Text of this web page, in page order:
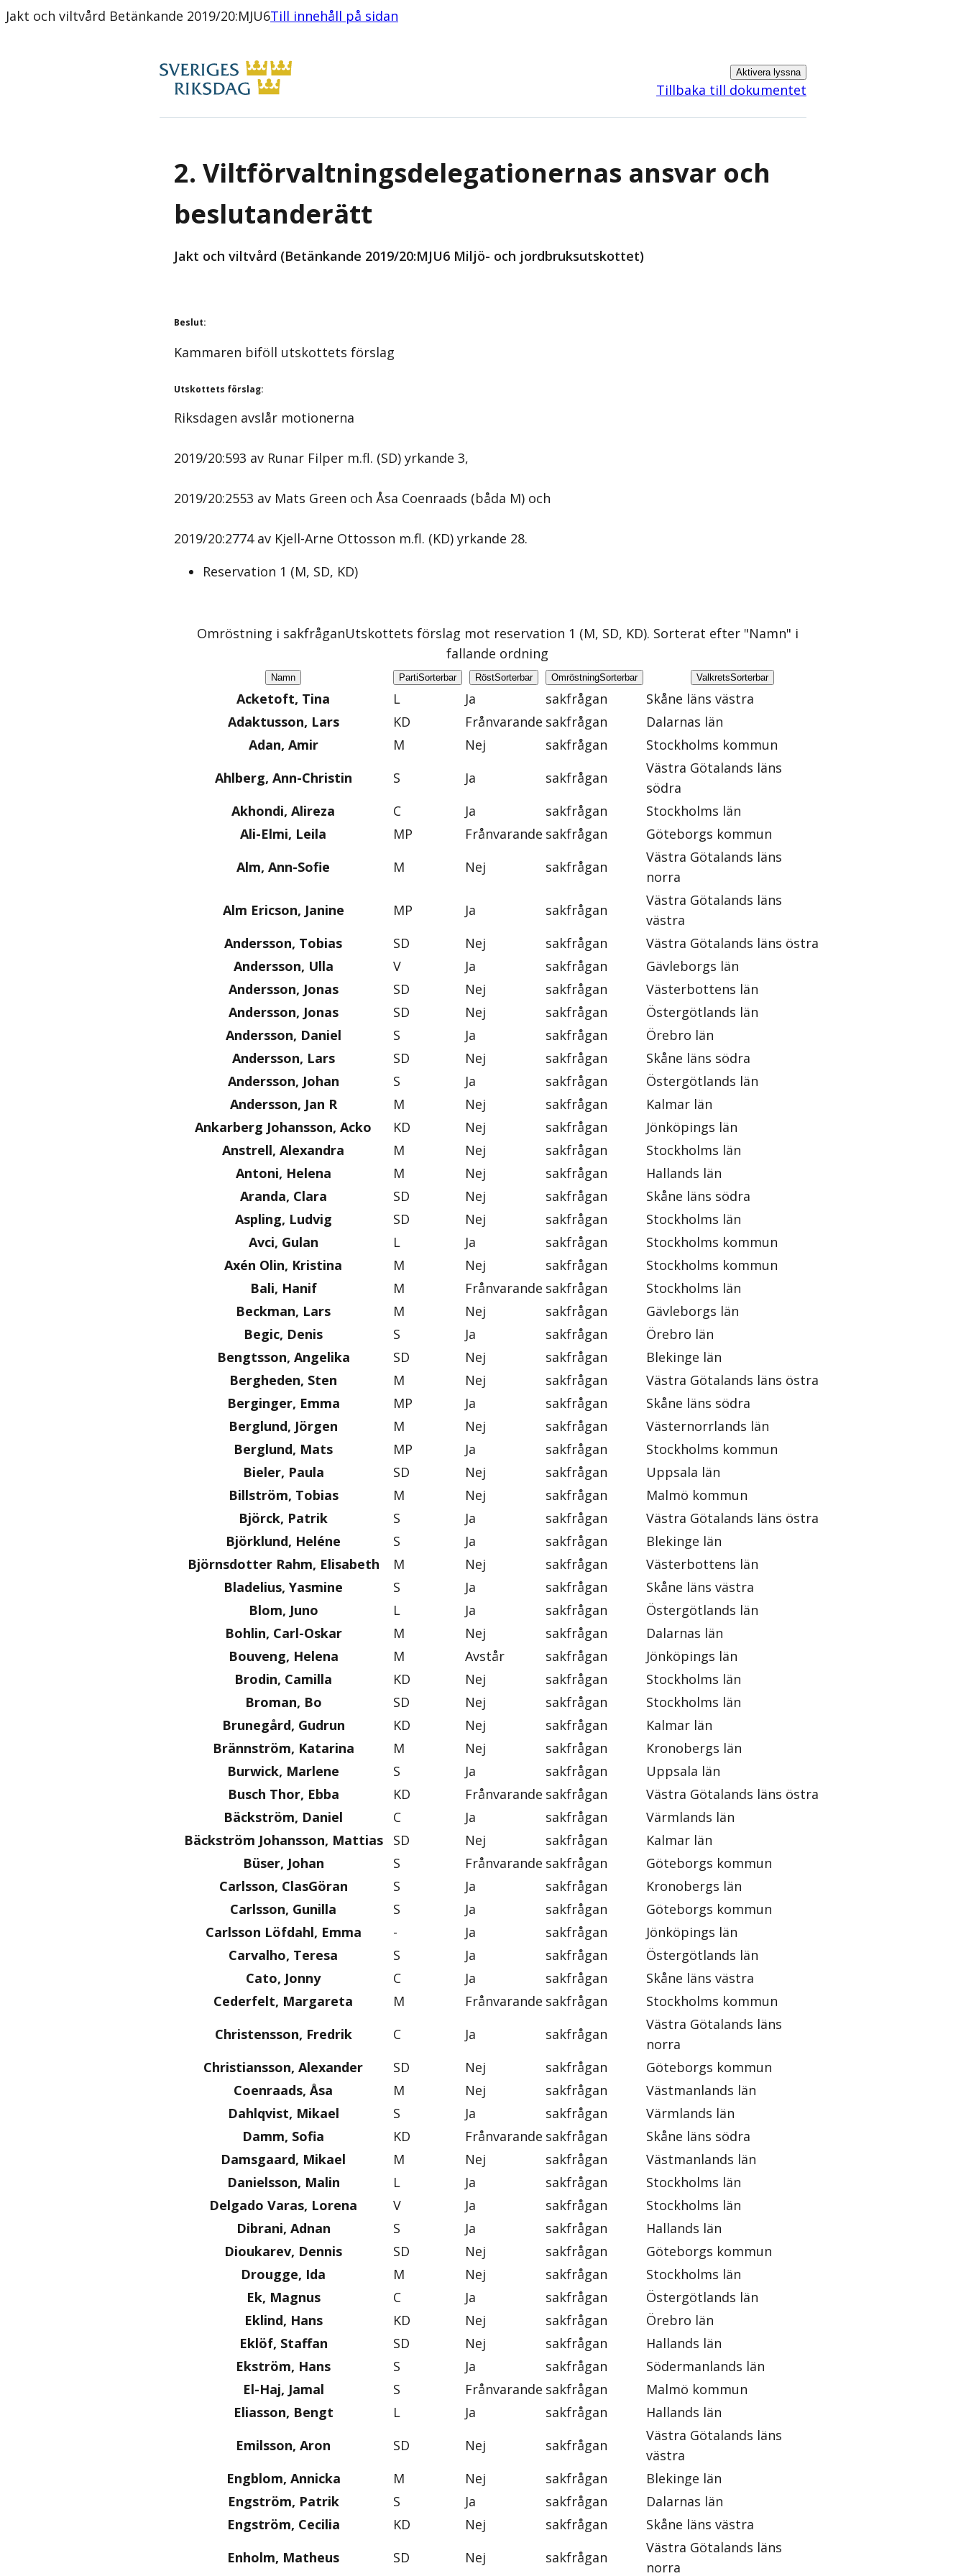
Jakt och viltvård Betänkande 2019/20:MJU6Till innehåll på sidan
Aktivera lyssna
Tillbaka till dokumentet
2. Viltförvaltningsdelegationernas ansvar och
beslutanderätt
Jakt och viltvård (Betänkande 2019/20:MJU6 Miljö- och jordbruksutskottet)
Beslut:
Kammaren biföll utskottets förslag
Utskottets förslag:
Riksdagen avslår motionerna
2019/20:593 av Runar Filper m.fl. (SD) yrkande 3,
2019/20:2553 av Mats Green och Åsa Coenraads (båda M) och
2019/20:2774 av Kjell-Arne Ottosson m.fl. (KD) yrkande 28.
Reservation 1 (M, SD, KD)
Omröstning i sakfråganUtskottets förslag mot reservation 1 (M, SD, KD). Sorterat efter "Namn" i
fallande ordning
Namn PartiSorterbar RöstSorterbar OmröstningSorterbar ValkretsSorterbar
Acketoft, Tina L Ja sakfrågan
Skåne läns västra
Adaktusson, Lars
KD Frånvarande sakfrågan
Dalarnas län
Adan, Amir
M Nej sakfrågan
Stockholms kommun
Ahlberg, Ann-Christin
S Ja sakfrågan
Västra Götalands läns
södra
Akhondi, Alireza
C Ja sakfrågan
Stockholms län
Ali-Elmi, Leila
MP Frånvarande sakfrågan
Göteborgs kommun
Alm, Ann-Sofie
M Nej sakfrågan
Västra Götalands läns
norra
Alm Ericson, Janine
MP Ja sakfrågan
Västra Götalands läns
västra
Andersson, Tobias
SD Nej sakfrågan
Västra Götalands läns östra
Andersson, Ulla
V Ja sakfrågan
Gävleborgs län
Andersson, Jonas
SD Nej sakfrågan
Västerbottens län
Andersson, Jonas
SD Nej sakfrågan
Östergötlands län
Andersson, Daniel
S Ja sakfrågan
Örebro län
Andersson, Lars
SD Nej sakfrågan
Skåne läns södra
Andersson, Johan
S Ja sakfrågan
Östergötlands län
Andersson, Jan R
M Nej sakfrågan
Kalmar län
Ankarberg Johansson, Acko
KD Nej sakfrågan
Jönköpings län
Anstrell, Alexandra
M Nej sakfrågan
Stockholms län
Antoni, Helena
M Nej sakfrågan
Hallands län
Aranda, Clara
SD Nej sakfrågan
Skåne läns södra
Aspling, Ludvig
SD Nej sakfrågan
Stockholms län
Avci, Gulan
L Ja sakfrågan
Stockholms kommun
Axén Olin, Kristina
M Nej sakfrågan
Stockholms kommun
Bali, Hanif
M Frånvarande sakfrågan
Stockholms län
Beckman, Lars
M Nej sakfrågan
Gävleborgs län
Begic, Denis
S Ja sakfrågan
Örebro län
Bengtsson, Angelika
SD Nej sakfrågan
Blekinge län
Bergheden, Sten
M Nej sakfrågan
Västra Götalands läns östra
Berginger, Emma
MP Ja sakfrågan
Skåne läns södra
Berglund, Jörgen
M Nej sakfrågan
Västernorrlands län
Berglund, Mats
MP Ja sakfrågan
Stockholms kommun
Bieler, Paula
SD Nej sakfrågan
Uppsala län
Billström, Tobias
M Nej sakfrågan
Malmö kommun
Björck, Patrik
S Ja sakfrågan
Västra Götalands läns östra
Björklund, Heléne
S Ja sakfrågan
Blekinge län
Björnsdotter Rahm, Elisabeth
M Nej sakfrågan
Västerbottens län
Bladelius, Yasmine
S Ja sakfrågan
Skåne läns västra
Blom, Juno
L Ja sakfrågan
Östergötlands län
Bohlin, Carl-Oskar
M Nej sakfrågan
Dalarnas län
Bouveng, Helena
M Avstår sakfrågan
Jönköpings län
Brodin, Camilla
KD Nej sakfrågan
Stockholms län
Broman, Bo
SD Nej sakfrågan
Stockholms län
Brunegård, Gudrun
KD Nej sakfrågan
Kalmar län
Brännström, Katarina
M Nej sakfrågan
Kronobergs län
Burwick, Marlene
S Ja sakfrågan
Uppsala län
Busch Thor, Ebba
KD Frånvarande sakfrågan
Västra Götalands läns östra
Bäckström, Daniel
C Ja sakfrågan
Värmlands län
Bäckström Johansson, Mattias
SD Nej sakfrågan
Kalmar län
Büser, Johan
S Frånvarande sakfrågan
Göteborgs kommun
Carlsson, ClasGöran
S Ja sakfrågan
Kronobergs län
Carlsson, Gunilla
S Ja sakfrågan
Göteborgs kommun
Carlsson Löfdahl, Emma
- Ja sakfrågan
Jönköpings län
Carvalho, Teresa
S Ja sakfrågan
Östergötlands län
Cato, Jonny
C Ja sakfrågan
Skåne läns västra
Cederfelt, Margareta
M Frånvarande sakfrågan
Stockholms kommun
Christensson, Fredrik
C Ja sakfrågan
Västra Götalands läns
norra
Christiansson, Alexander
SD Nej sakfrågan
Göteborgs kommun
Coenraads, Åsa
M Nej sakfrågan
Västmanlands län
Dahlqvist, Mikael
S Ja sakfrågan
Värmlands län
Damm, Sofia
KD Frånvarande sakfrågan
Skåne läns södra
Damsgaard, Mikael
M Nej sakfrågan
Västmanlands län
Danielsson, Malin
L Ja sakfrågan
Stockholms län
Delgado Varas, Lorena
V Ja sakfrågan
Stockholms län
Dibrani, Adnan
S Ja sakfrågan
Hallands län
Dioukarev, Dennis
SD Nej sakfrågan
Göteborgs kommun
Drougge, Ida
M Nej sakfrågan
Stockholms län
Ek, Magnus
C Ja sakfrågan
Östergötlands län
Eklind, Hans
KD Nej sakfrågan
Örebro län
Eklöf, Staffan
SD Nej sakfrågan
Hallands län
Ekström, Hans
S Ja sakfrågan
Södermanlands län
El-Haj, Jamal
S Frånvarande sakfrågan
Malmö kommun
Eliasson, Bengt
L Ja sakfrågan
Hallands län
Emilsson, Aron
SD Nej sakfrågan
Västra Götalands läns
västra
Engblom, Annicka
M Nej sakfrågan
Blekinge län
Engström, Patrik
S Ja sakfrågan
Dalarnas län
Engström, Cecilia
KD Nej sakfrågan
Skåne läns västra
Enholm, Matheus
SD Nej sakfrågan
Västra Götalands läns
norra